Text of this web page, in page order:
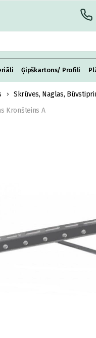
Ģipškartons/ Profili
Skrūves, Naglas,
Kronšteins A